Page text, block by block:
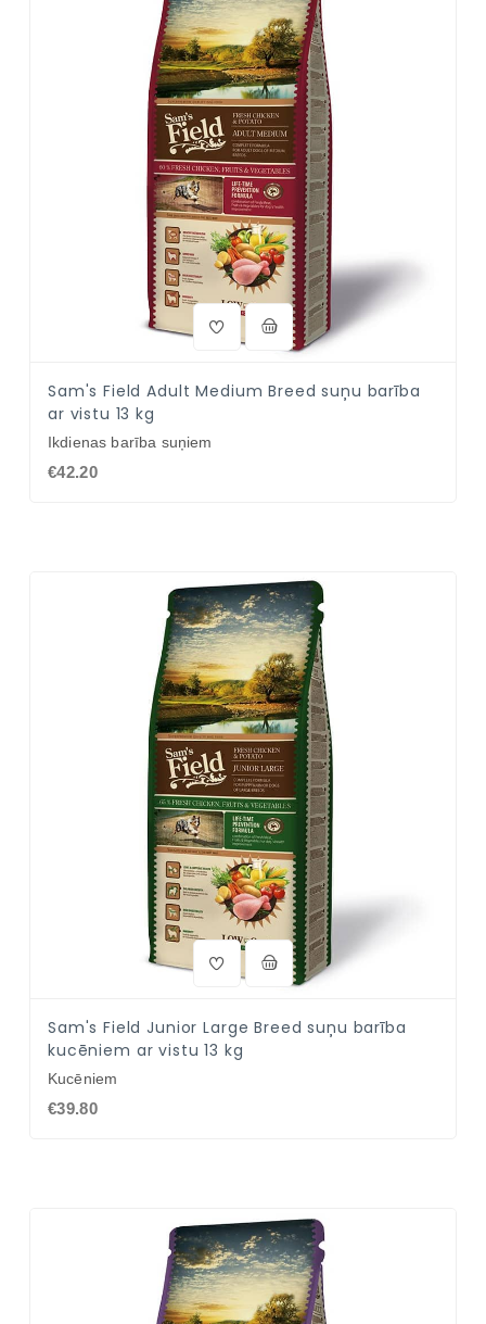
Sam's Field Adult Medium Breed suņu barība
ar vistu 13 kg
Ikdienas barība suņiem
€42.20
Sam's Field Junior Large Breed suņu barība
kucēniem ar vistu 13 kg
Kucēniem
€39.80